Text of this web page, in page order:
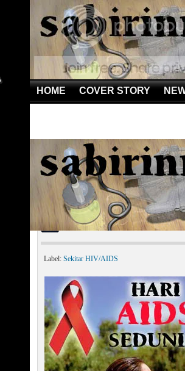
HOME COVER STORY
Sekitar HIV/AIDS»Kisah Hidup
Kisah Hidup
Label: Sekitar HIV/AIDS